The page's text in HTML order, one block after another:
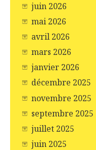
juin 2026
mai 2026
avril 2026
mars 2026
janvier 2026
décembre 2025
novembre 2025
septembre 2025
juillet 2025
juin 2025